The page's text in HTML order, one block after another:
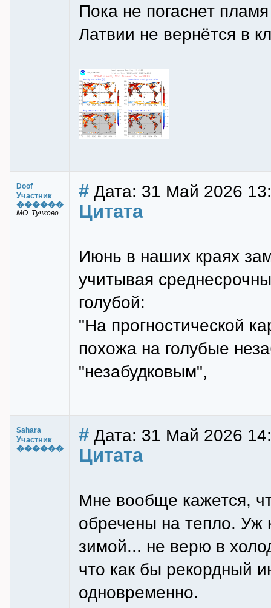
Пока не погаснет
Латвии не вернётся в
Doof
Участник
������
МО. Тучково
# Дата: 31 Май 2026
Цитата
Июнь в наших краях
учитывая
голубой:
"На прогностической
похожа на голубые
"незабудковым",
Sahara
Участник
������
# Дата: 31 Май 2026
Цитата
Мне вообще кажется,
обречены на тепло. Уж
зимой... не верю в
что как бы рекордный
одновременно.